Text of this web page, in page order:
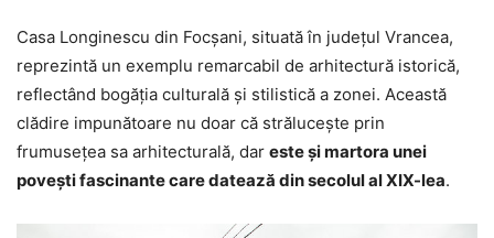
Casa Longinescu din Focșani, situată în județul Vrancea,
reprezintă un exemplu remarcabil de arhitectură istorică,
reflectând bogăția culturală și stilistică a zonei. Această
clădire impunătoare nu doar că strălucește prin
frumusețea sa arhitecturală, dar este și martora unei
povești fascinante care datează din secolul al XIX-lea.